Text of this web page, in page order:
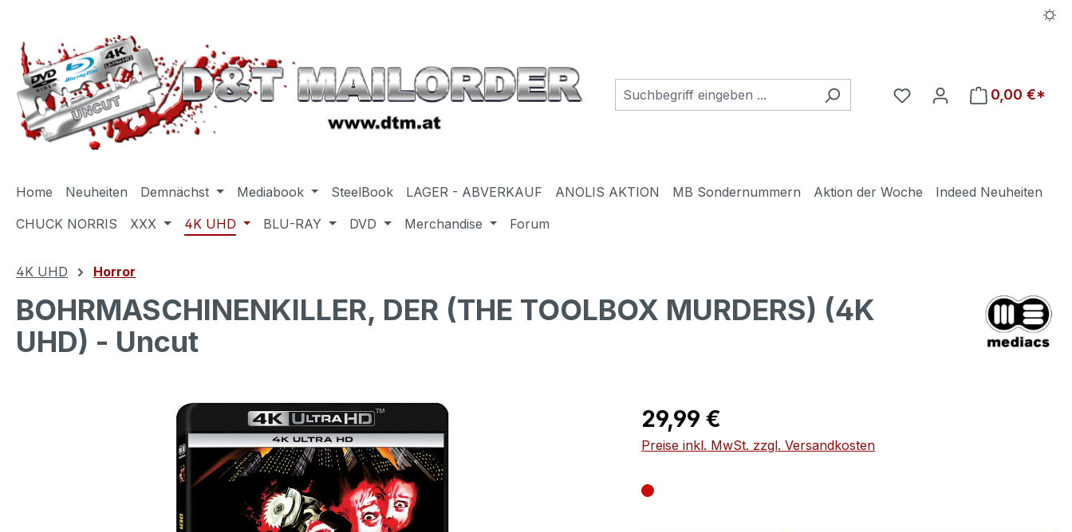
Du hast 0 Produkte auf
0,00 €*
Home Neuheiten Demnächst Mediabook SteelBook LAGER - ABVERKAUF ANOLIS AKTION MB Sondernummern Aktion der Woche
Indeed Neuheiten
CHUCK NORRIS
XXX 4K UHD BLU-RAY DVD Merchandise Forum
4K UHD Horror
BOHRMASCHINENKILLER, DER (THE TOOLBOX MURDERS) (4K
UHD) - Uncut
Regulärer Preis:
29,99 €
Preise inkl. MwSt. zzgl. Versandkosten